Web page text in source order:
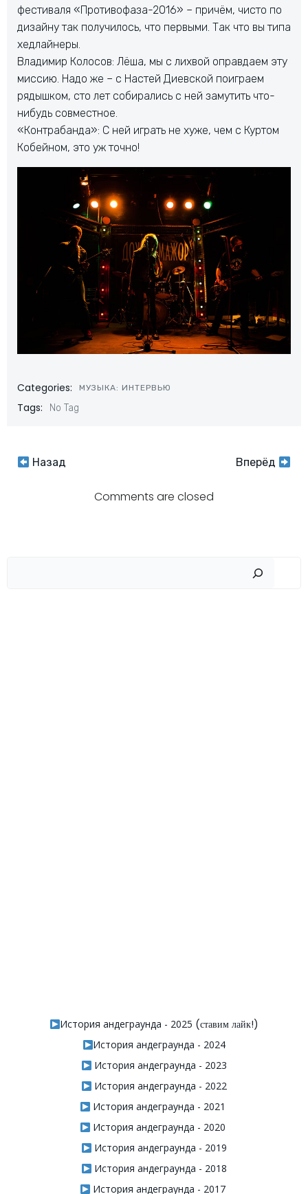
фестиваля «Противофаза-2016» – причём, чисто по
дизайну так получилось, что первыми. Так что вы типа
хедлайнеры.
Владимир Колосов: Лёша, мы с лихвой оправдаем эту
миссию. Надо же – с Настей Диевской поиграем
рядышком, сто лет собирались с ней замутить что-
нибудь совместное.
«Контрабанда»: С ней играть не хуже, чем с Куртом
Кобейном, это уж точно!
Categories: МУЗЫКА: ИНТЕРВЬЮ
Tags: No Tag
Навигация
Назад
Навигация
по
Вперёд
Comments are closed
История андеграунда - 2025 (ставим лайк!)
История андеграунда - 2024
История андеграунда - 2023
История андеграунда - 2022
История андеграунда - 2021
История андеграунда - 2020
История андеграунда - 2019
История андеграунда - 2018
История андеграунда - 2017